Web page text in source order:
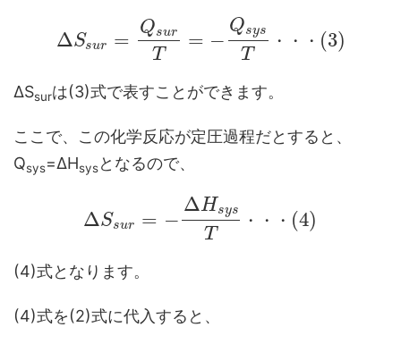
ΔSsur =
Qsur
T
= −
Qsys
T
・ ・ ・ (3)
ΔSsurは(3)式で表すことができます。
ここで、この化学反応が定圧過程だとすると、
Qsys=ΔHsysとなるので、
ΔSsur = −
ΔHsys
T
・ ・ ・ (4)
(4)式となります。
(4)式を(2)式に代入すると、